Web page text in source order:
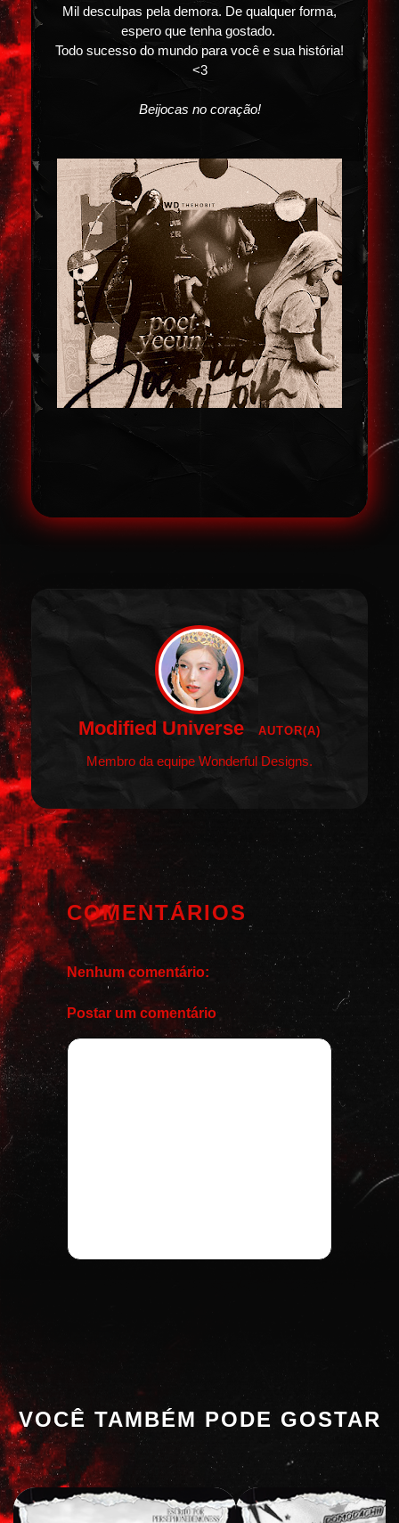
Mil desculpas pela demora. De qualquer forma,
espero que tenha gostado.
Todo sucesso do mundo para você e sua história!
<3
Beijocas no coração!
Modified Universe AUTOR(A)
Membro da equipe Wonderful Designs.
COMENTÁRIOS
Nenhum comentário:
Postar um comentário
VOCÊ TAMBÉM PODE GOSTAR